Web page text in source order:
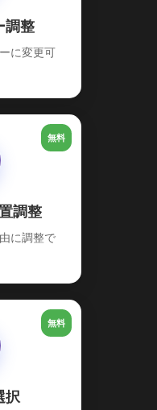
調整
に変更可
無料
調整
に調整で
無料
択